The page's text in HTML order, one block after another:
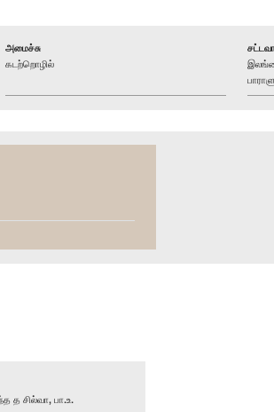
அமைச்சு
கடற்றொழில்
த சில்வா, பா.உ.